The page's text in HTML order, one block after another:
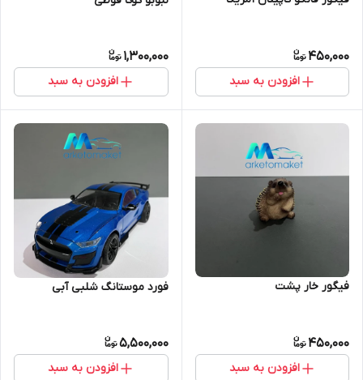
450,000
افزودن به سبد
1,300,000
افزودن به سبد
فیگور خار پشت
450,000
افزودن به سبد
فورد موستانگ شلبی آبی
5,500,000
افزودن به سبد